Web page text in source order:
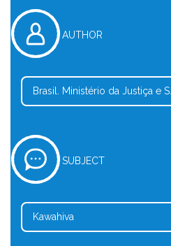
AUTHOR
Brasil. Ministério da Justiça e S...
SUBJECT
Kawahiva